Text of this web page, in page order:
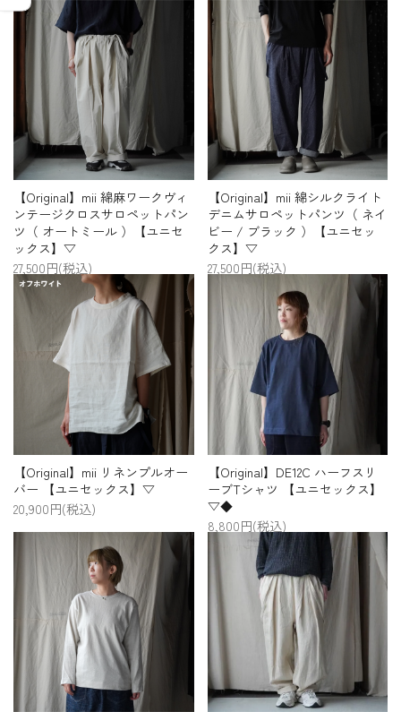
【Original】mii 綿麻ワークヴィ
ンテージクロスサロペットパン
ツ（ オートミール ）【ユニセ
ックス】▽
27,500円(税込)
【Original】mii 綿シルクライト
デニムサロペットパンツ（ ネイ
ビー / ブラック ）【ユニセッ
クス】▽
27,500円(税込)
【Original】mii リネンプルオー
バー 【ユニセックス】▽
20,900円(税込)
【Original】DE12C ハーフスリ
ーブTシャツ 【ユニセックス】
▽◆
8,800円(税込)